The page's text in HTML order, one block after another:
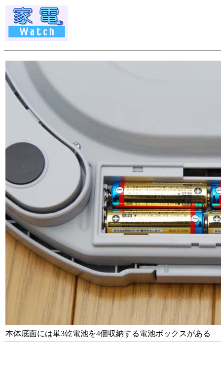
本体底面には単3乾電池を4個収納する電池ボックスがある